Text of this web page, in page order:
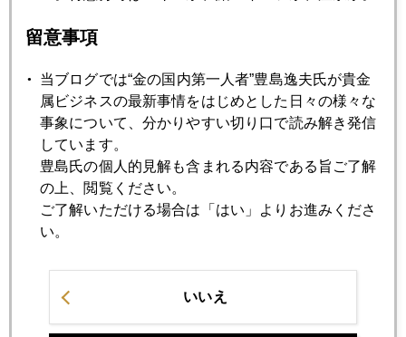
7月 8月 9月 10月 11月 12月
2012年04月27日
金価格は日銀の通信簿
2012年04月26日
ドッド・フランク法の影響ジワリ
2012年04月25日
2012年04月23日
留意事項
当ブログでは“金の国内第一人者”豊島逸夫氏が貴金
属ビジネスの最新事情をはじめとした日々の様々な
事象について、分かりやすい切り口で読み解き発信
しています。
豊島氏の個人的見解も含まれる内容である旨ご了解
の上、閲覧ください。
ご了解いただける場合は「はい」よりお進みくださ
い。
いいえ